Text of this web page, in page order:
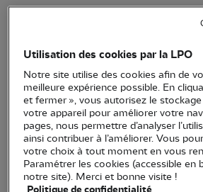
Jean-Pierre
Dans le cadre de la convention
Utilisation des cookies par la LPO
Notre site utilise des cookies afin de
meilleure expérience possible. En
et fermer », vous autorisez le
votre appareil pour améliorer votre
pages, nous permettre d’analyser
ainsi contribuer à l’améliorer. Vous
votre choix à tout moment en vous
Paramétrer les cookies (accessible en
notre site). Merci et bonne visite !